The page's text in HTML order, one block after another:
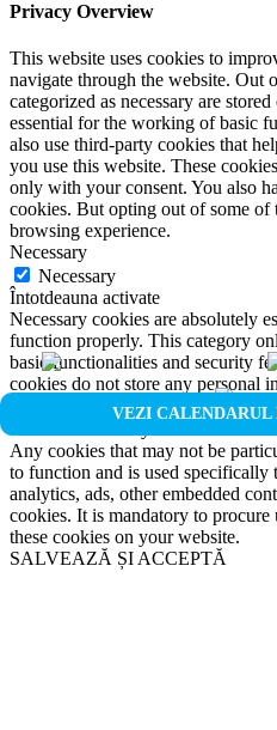
VEZI CALENDARUL
Privacy Overview
This website uses cookies to
navigate through the website. Out
categorized as necessary are
essential for the working of basic
also use third-party cookies that
you use this website. These
only with your consent. You also
cookies. But opting out of some of
browsing experience.
Necessary
Necessary
Întotdeauna activate
Necessary cookies are absolutely
function properly. This category
basic functionalities and security
cookies do not store any personal
Non-necessary
Any cookies that may not be
to function and is used specifically
analytics, ads, other embedded
cookies. It is mandatory to
these cookies on your website.
SALVEAZĂ ȘI ACCEPTĂ